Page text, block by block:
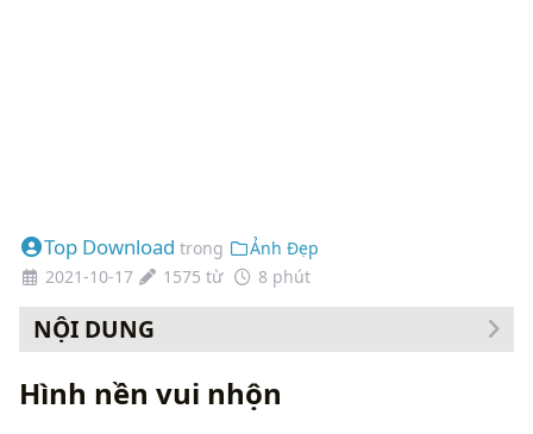
Top Download trong
Ảnh Đẹp
2021-10-17
1575 từ 8 phút
NỘI DUNG
Hình nền vui nhộn